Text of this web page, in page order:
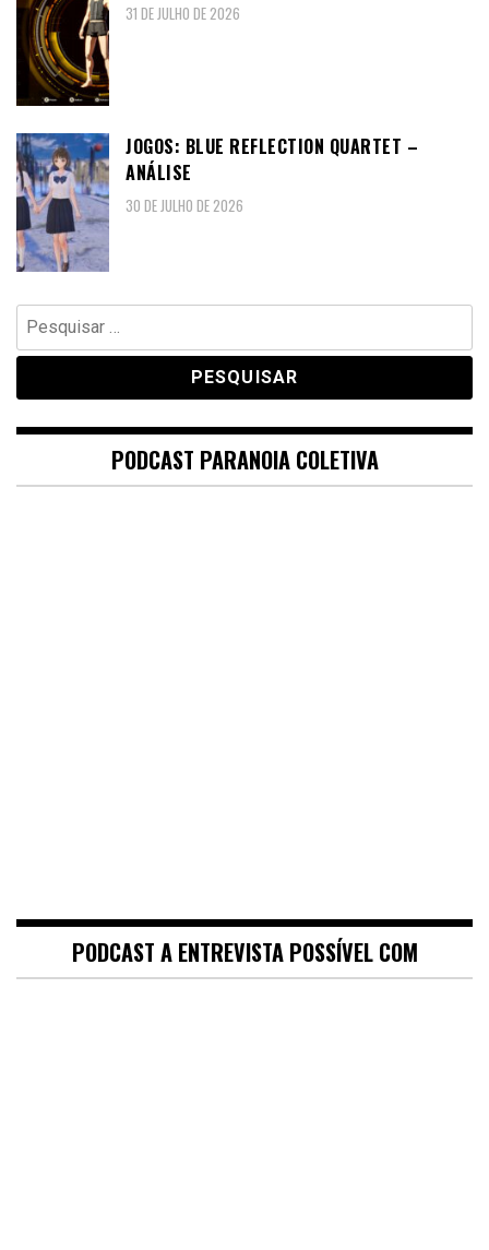
31 DE JULHO DE 2026
JOGOS: BLUE REFLECTION QUARTET –
ANÁLISE
30 DE JULHO DE 2026
Pesquisar
por:
PODCAST PARANOIA COLETIVA
PODCAST A ENTREVISTA POSSÍVEL COM